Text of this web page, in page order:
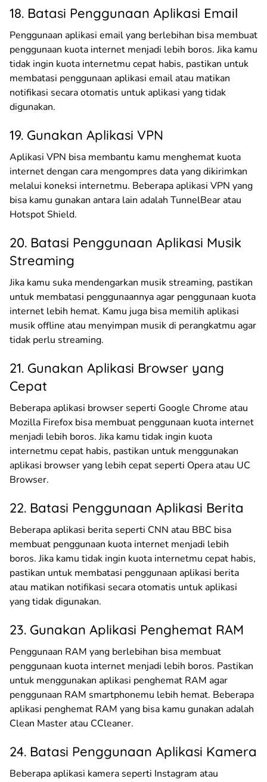
18. Batasi Penggunaan Aplikasi Email
Penggunaan aplikasi email yang berlebihan bisa membuat
penggunaan kuota internet menjadi lebih boros. Jika kamu
tidak ingin kuota internetmu cepat habis, pastikan untuk
membatasi penggunaan aplikasi email atau matikan
notifikasi secara otomatis untuk aplikasi yang tidak
digunakan.
19. Gunakan Aplikasi VPN
Aplikasi VPN bisa membantu kamu menghemat kuota
internet dengan cara mengompres data yang dikirimkan
melalui koneksi internetmu. Beberapa aplikasi VPN yang
bisa kamu gunakan antara lain adalah TunnelBear atau
Hotspot Shield.
20. Batasi Penggunaan Aplikasi Musik
Streaming
Jika kamu suka mendengarkan musik streaming, pastikan
untuk membatasi penggunaannya agar penggunaan kuota
internet lebih hemat. Kamu juga bisa memilih aplikasi
musik offline atau menyimpan musik di perangkatmu agar
tidak perlu streaming.
21. Gunakan Aplikasi Browser yang
Cepat
Beberapa aplikasi browser seperti Google Chrome atau
Mozilla Firefox bisa membuat penggunaan kuota internet
menjadi lebih boros. Jika kamu tidak ingin kuota
internetmu cepat habis, pastikan untuk menggunakan
aplikasi browser yang lebih cepat seperti Opera atau UC
Browser.
22. Batasi Penggunaan Aplikasi Berita
Beberapa aplikasi berita seperti CNN atau BBC bisa
membuat penggunaan kuota internet menjadi lebih
boros. Jika kamu tidak ingin kuota internetmu cepat habis,
pastikan untuk membatasi penggunaan aplikasi berita
atau matikan notifikasi secara otomatis untuk aplikasi
yang tidak digunakan.
23. Gunakan Aplikasi Penghemat RAM
Penggunaan RAM yang berlebihan bisa membuat
penggunaan kuota internet menjadi lebih boros. Pastikan
untuk menggunakan aplikasi penghemat RAM agar
penggunaan RAM smartphonemu lebih hemat. Beberapa
aplikasi penghemat RAM yang bisa kamu gunakan adalah
Clean Master atau CCleaner.
24. Batasi Penggunaan Aplikasi Kamera
Beberapa aplikasi kamera seperti Instagram atau